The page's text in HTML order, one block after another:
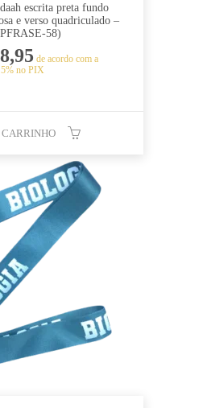
escrita preta fundo
e verso quadriculado –
58)
8,95 de acordo com a
5% no PIX